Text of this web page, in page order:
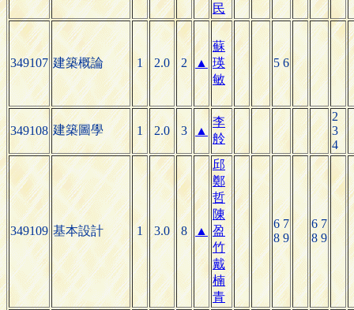
民
349107 建築概論 1 2.0 2 ▲
蘇
瑛
敏
5 6
349108 建築圖學 1 2.0 3 ▲
李
舲
2
3
4
349109 基本設計 1 3.0 8 ▲
邱
鄭
哲
陳
盈
竹
戴
楠
青
6 7
8 9
6 7
8 9